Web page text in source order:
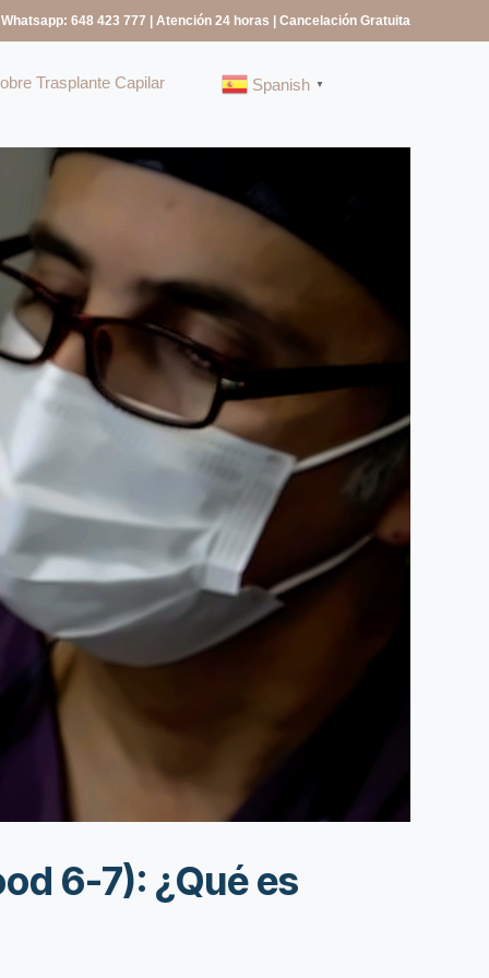
648 423 777 | Atención 24 horas | Cancelación Gratuita
Trasplante Capilar Spanish ▼
6-7): ¿Qué es